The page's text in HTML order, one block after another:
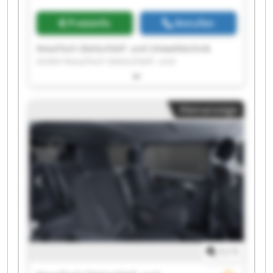
Preisinfo Anrufen
NovaTech Gleitschleif- und Umwelttechnik
Umwelttechnik GmbH NovaTech Gleitschleif-
Gleitschleif- und Umwelttechnik GmbH
NovaTech Gleitschleif- und Umwelttechnik
GmbH NovaTech Gleitschleif- und
Umwelttechnik GmbH NovaTech Gleitschleif-
und Umwelttechnik GmbH NovaTech
Gleitschleif- und Umwelttechnik GmbH
NovaTech Gleitschleif- und Umwelttechnik
GmbH NovaTech Gleitschleif- und
und Umwelttechnik GmbH NovaTech
Gleitschleif- und Umwelttechnik GmbH
NovaTech Gleitschleif- und Umwelttechnik
Kleinanzeige